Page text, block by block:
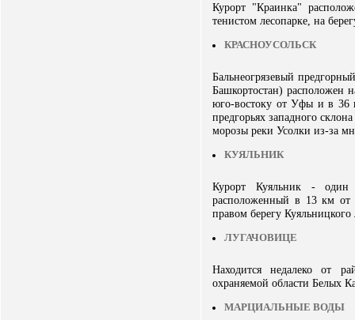
Курорт "Краинка"
тенистом лесопарке, на
КРАСНОУСОЛЬСК
Бальнеогрязевый
Башкортостан) расположен
юго-востоку от Уфы и в 36
предгорьях западного
морозы реки Усолки из-за
КУЯЛЬНИК
Курорт Куяльник - один
расположенный в 13 км от
правом берегу
ЛУГАЧОВИЦЕ
Находится недалеко от
охраняемой области Белых
МАРЦИАЛЬНЫЕ ВОДЫ